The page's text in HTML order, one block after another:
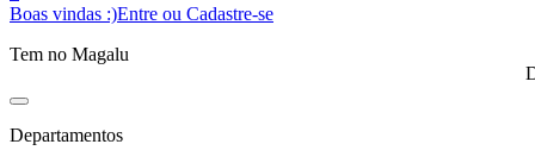
Boas vindas :)Entre ou Cadastre-se
Tem no Magalu
Departamentos